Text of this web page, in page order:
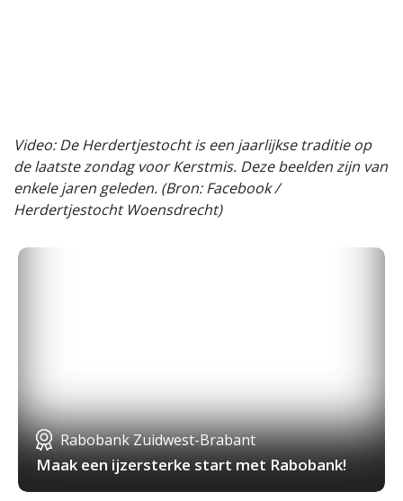
Video: De Herdertjestocht is een jaarlijkse traditie op
de laatste zondag voor Kerstmis. Deze beelden zijn van
enkele jaren geleden. (Bron: Facebook /
Herdertjestocht Woensdrecht)
Rabobank Zuidwest-Brabant
Maak een ijzersterke start met Rabobank!